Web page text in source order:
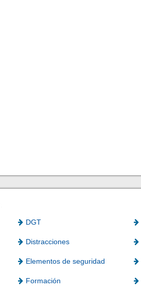
DGT
Distracciones
Elementos de seguridad
Formación